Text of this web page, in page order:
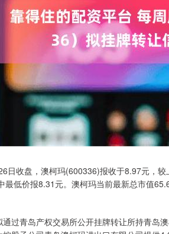
日收盘，澳柯玛(600336)报收于8.97元，
最低价报8.31元。澳柯玛当前最新总市值
过青岛产权交易所公开挂牌转让所持青岛